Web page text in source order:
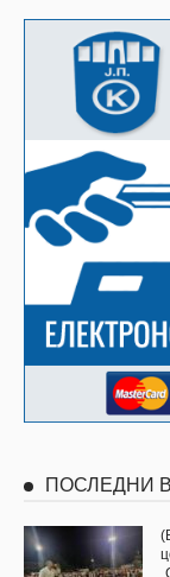
ПОСЛЕДНИ